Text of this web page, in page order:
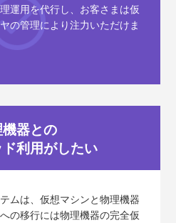
運用を代行し、お客さまは仮
の管理により注力いただけま
器との
利用がしたい
ムは、仮想マシンと物理機器
の移行には物理機器の完全仮